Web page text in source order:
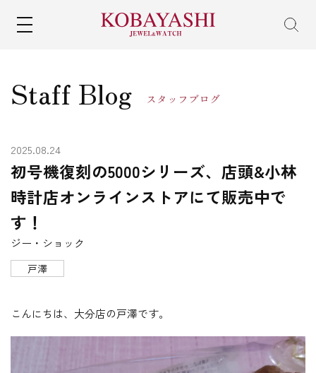
Staff Blog スタッフブログ
2025.08.24
初号機復刻の5000シリーズ、店頭&小林
時計店オンラインストアにて販売中で
す！
ジー・ショック
戸澤
こんにちは、大分店の戸澤です。